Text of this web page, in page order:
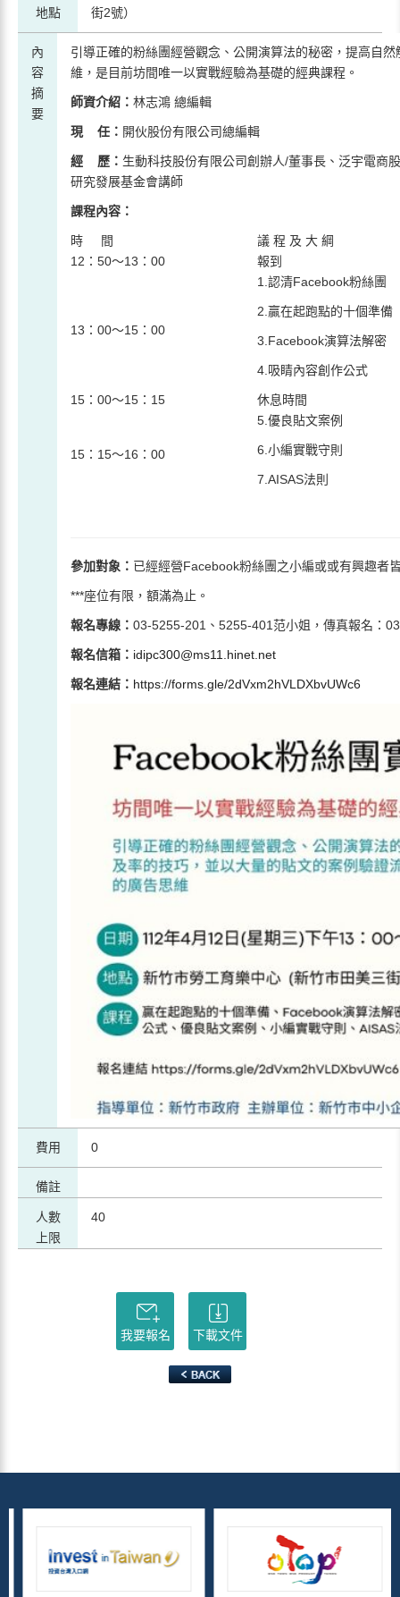
地點
街2號）
內
容
摘
要
引導正確的粉絲團經營觀念、公開演算法的秘密，提高自
維，是目前坊間唯一以實戰經驗為基礎的經典課程。
師資介紹： 林志鴻 總編輯
現 任 ： 開伙股份有限公司總編輯
經 歷： 生動科技股份有限公司創辦人/董事長、泛宇電商
研究發展基金會講師
課程內容：
時 間
議 程 及 大 綱
12：50～13：00
報到
13：00～15：00
1.認清Facebook粉絲團
2.贏在起跑點的十個準備
3.Facebook演算法解密
4.吸睛內容創作公式
15：00～15：15 休息時間
15：15～16：00
5.優良貼文案例
6.小編實戰守則
7.AISAS法則
參加對象 ： 已經經營Facebook粉絲團之小編或或有興趣者
***座位有限，額滿為止。
報名專線： 03-5255-201、5255-401范小姐，傳真報名：
報名信箱： idipc300@ms11.hinet.net
報名連結： https://forms.gle/2dVxm2hVLDXbvUWc6
費用 0
備註
人數
上限
40
我要報名 下載文件